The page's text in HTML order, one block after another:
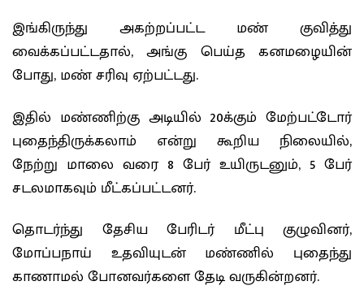
இங்கிருந்து அகற்றப்பட்ட மண் குவித்து
வைக்கப்பட்டதால், அங்கு பெய்த கனமழையின்
போது, மண் சரிவு ஏற்பட்டது.
இதில் மண்ணிற்கு அடியில் 20க்கும் மேற்பட்டோர்
புதைந்திருக்கலாம் என்று கூறிய நிலையில்,
நேற்று மாலை வரை 8 பேர் உயிருடனும், 5 பேர்
சடலமாகவும் மீட்கப்பட்டனர்.
தொடர்ந்து தேசிய பேரிடர் மீட்பு குழுவினர்,
மோப்பநாய் உதவியுடன் மண்ணில் புதைந்து
காணாமல் போனவர்களை தேடி வருகின்றனர்.